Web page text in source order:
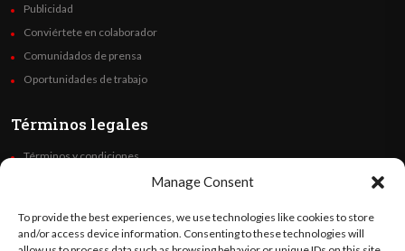
Manage Consent
To provide the best experiences, we use technologies like cookies to store
and/or access device information. Consenting to these technologies will
Publicidad
Conviértete en colaborador
Comunidados de prensa
Oportunidades de trabajo
Términos legales
Términos y condiciones
Code of Ethics